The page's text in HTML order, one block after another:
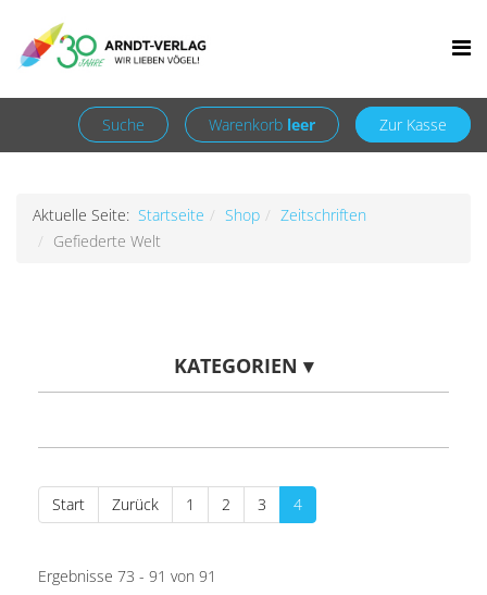
+49 7252 9707310
Anmelden
Registrieren
Suche
Warenkorb leer Zur Kasse
Aktuelle Seite: Startseite Shop
Zeitschriften
Gefiederte Welt
KATEGORIEN ▾
Start Zurück 1 2 3 4
Ergebnisse 73 - 91 von 91